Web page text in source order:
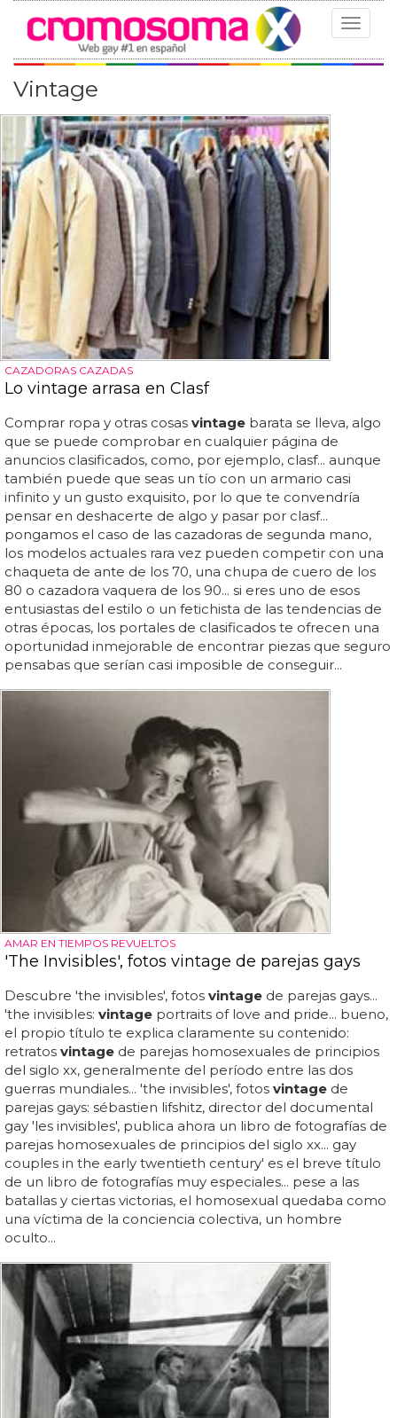
Toggle
Vintage
CAZADORAS CAZADAS
Lo vintage arrasa en Clasf
Comprar ropa y otras cosas vintage barata se lleva, algo
que se puede comprobar en cualquier página de
anuncios clasificados, como, por ejemplo, clasf... aunque
también puede que seas un tío con un armario casi
infinito y un gusto exquisito, por lo que te convendría
pensar en deshacerte de algo y pasar por clasf...
pongamos el caso de las cazadoras de segunda mano,
los modelos actuales rara vez pueden competir con una
chaqueta de ante de los 70, una chupa de cuero de los
80 o cazadora vaquera de los 90... si eres uno de esos
entusiastas del estilo o un fetichista de las tendencias de
otras épocas, los portales de clasificados te ofrecen una
oportunidad inmejorable de encontrar piezas que seguro
pensabas que serían casi imposible de conseguir...
AMAR EN TIEMPOS REVUELTOS
'The Invisibles', fotos vintage de parejas gays
Descubre 'the invisibles', fotos vintage de parejas gays...
'the invisibles: vintage portraits of love and pride... bueno,
el propio título te explica claramente su contenido:
retratos vintage de parejas homosexuales de principios
del siglo xx, generalmente del período entre las dos
guerras mundiales... 'the invisibles', fotos vintage de
parejas gays: sébastien lifshitz, director del documental
gay 'les invisibles', publica ahora un libro de fotografías de
parejas homosexuales de principios del siglo xx... gay
couples in the early twentieth century' es el breve título
de un libro de fotografías muy especiales... pese a las
batallas y ciertas victorias, el homosexual quedaba como
una víctima de la conciencia colectiva, un hombre
oculto...